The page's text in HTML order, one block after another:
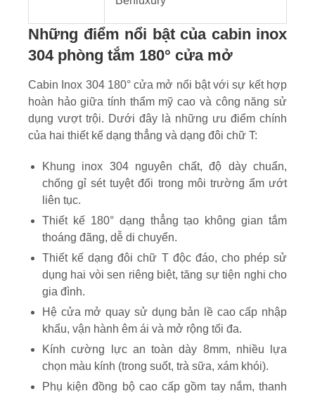
Những điểm nổi bật của cabin inox
304 phòng tắm 180° cửa mở
Cabin Inox 304 180° cửa mở nổi bật với sự kết hợp
hoàn hảo giữa tính thẩm mỹ cao và công năng sử
dụng vượt trội. Dưới đây là những ưu điểm chính
của hai thiết kế dạng thẳng và dạng đôi chữ T:
Khung inox 304 nguyên chất, độ dày chuẩn,
chống gỉ sét tuyệt đối trong môi trường ẩm ướt
liên tục.
Thiết kế 180° dạng thẳng tạo không gian tắm
thoáng đãng, dễ di chuyển.
Thiết kế dạng đôi chữ T độc đáo, cho phép sử
dụng hai vòi sen riêng biệt, tăng sự tiện nghi cho
gia đình.
Hệ cửa mở quay sử dụng bản lề cao cấp nhập
khẩu, vận hành êm ái và mở rộng tối đa.
Kính cường lực an toàn dày 8mm, nhiều lựa
chọn màu kính (trong suốt, trà sữa, xám khói).
Phụ kiện đồng bộ cao cấp gồm tay nắm, thanh